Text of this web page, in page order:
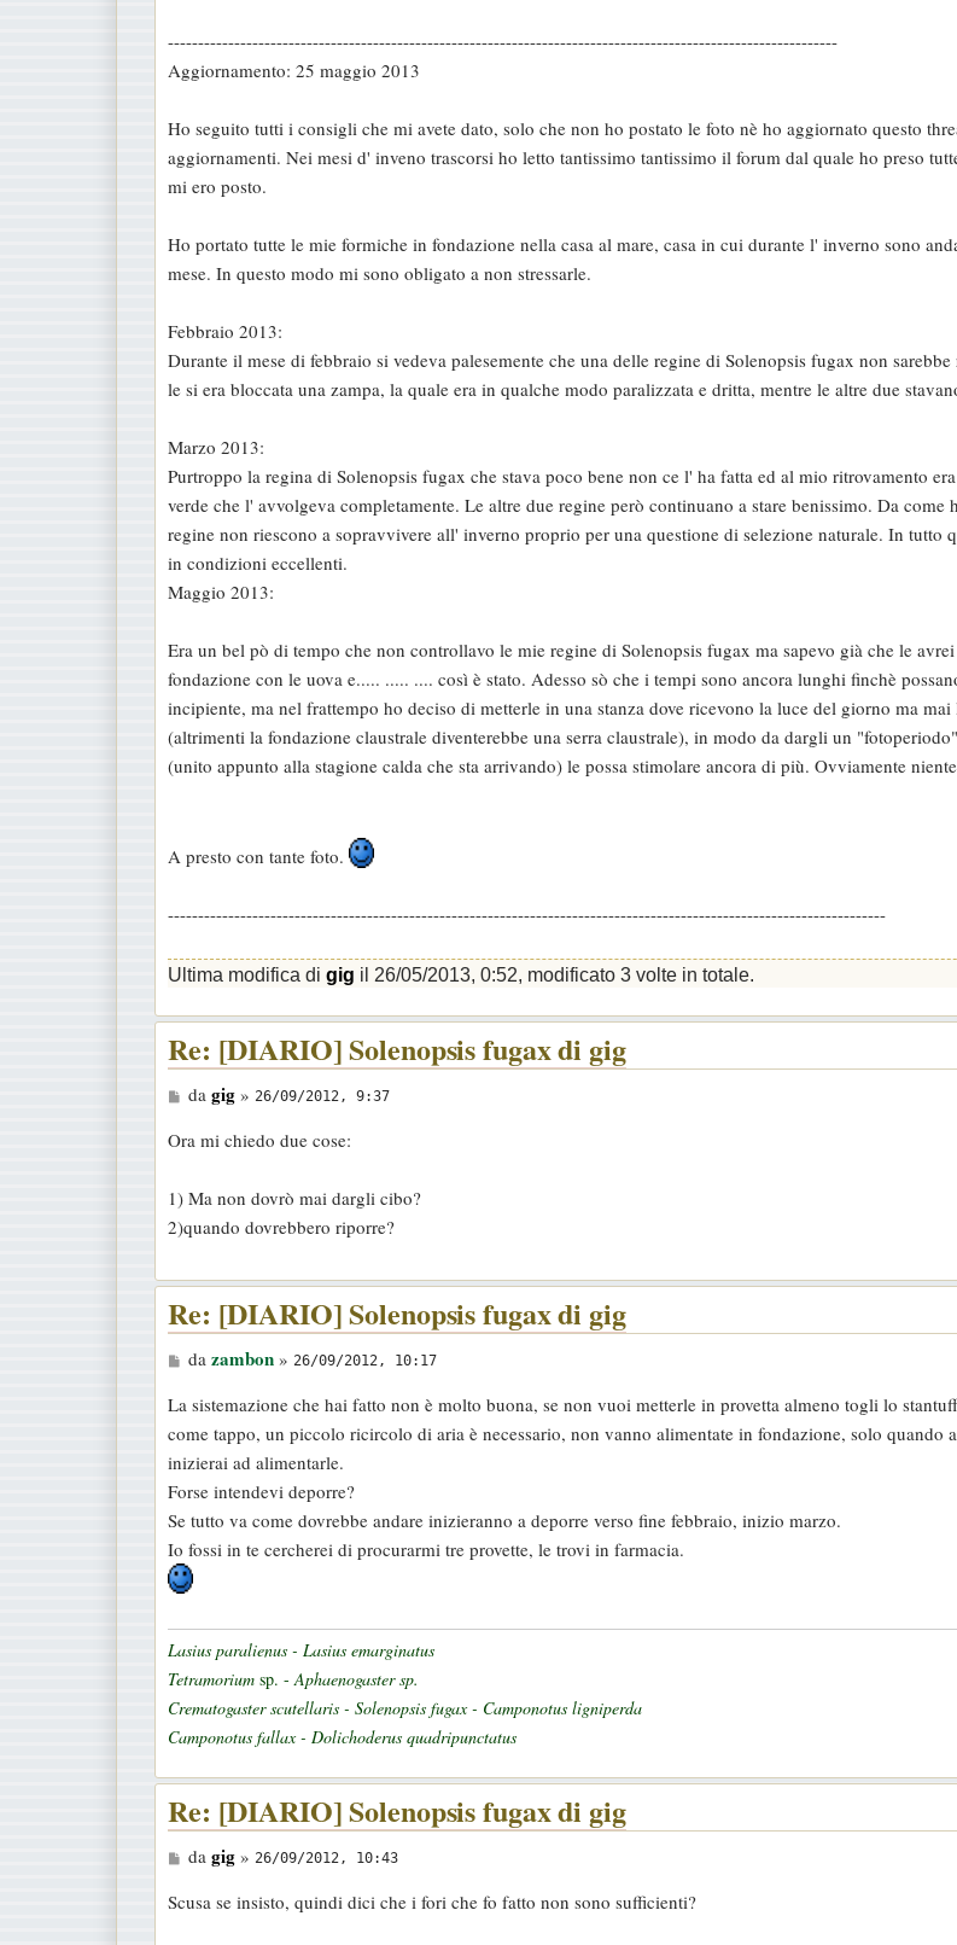
---------------------------------------------------------------------------------------------------------------
Aggiornamento: 25 maggio 2013
Ho seguito tutti i consigli che mi avete dato, solo che non ho postato le foto nè ho aggiornato questo
aggiornamenti. Nei mesi d' inveno trascorsi ho letto tantissimo tantissimo il forum dal quale ho preso
mi ero posto.
Ho portato tutte le mie formiche in fondazione nella casa al mare, casa in cui durante l' inverno sono
mese. In questo modo mi sono obligato a non stressarle.
Febbraio 2013:
Durante il mese di febbraio si vedeva palesemente che una delle regine di Solenopsis fugax non
le si era bloccata una zampa, la quale era in qualche modo paralizzata e dritta, mentre le altre due
Marzo 2013:
Purtroppo la regina di Solenopsis fugax che stava poco bene non ce l' ha fatta ed al mio ritrovamento
verde che l' avvolgeva completamente. Le altre due regine però continuano a stare benissimo. Da
regine non riescono a sopravvivere all' inverno proprio per una questione di selezione naturale. In tutto
in condizioni eccellenti.
Maggio 2013:
Era un bel pò di tempo che non controllavo le mie regine di Solenopsis fugax ma sapevo già che le
fondazione con le uova e..... ..... .... così è stato. Adesso sò che i tempi sono ancora lunghi finchè
incipiente, ma nel frattempo ho deciso di metterle in una stanza dove ricevono la luce del giorno ma
(altrimenti la fondazione claustrale diventerebbe una serra claustrale), in modo da dargli un
(unito appunto alla stagione calda che sta arrivando) le possa stimolare ancora di più. Ovviamente
A presto con tante foto.
-----------------------------------------------------------------------------------------------------------------------
Ultima modifica di gig il 26/05/2013, 0:52, modificato 3 volte in totale.
Re: [DIARIO] Solenopsis fugax di gig
M
s
a
g
i
o
da gig» 26/09/2012, 9:37
Ora mi chiedo due cose:
1) Ma non dovrò mai dargli cibo?
2)quando dovrebbero riporre?
Re: [DIARIO] Solenopsis fugax di gig
M
s
s
a
g
g
i
o
da zambon» 26/09/2012, 10:17
La sistemazione che hai fatto non è molto buona, se non vuoi metterle in provetta almeno togli lo
come tappo, un piccolo ricircolo di aria è necessario, non vanno alimentate in fondazione, solo quando
inizierai ad alimentarle.
Forse intendevi deporre?
Se tutto va come dovrebbe andare inizieranno a deporre verso fine febbraio, inizio marzo.
Io fossi in te cercherei di procurarmi tre provette, le trovi in farmacia.
Lasius paralienus - Lasius emarginatus
Tetramorium sp. -Aphaenogaster sp.
Crematogaster scutellaris - Solenopsis fugax - Camponotus ligniperda
Camponotus fallax - Dolichoderus quadripunctatus
Re: [DIARIO] Solenopsis fugax di gig
M
s
da gig» 26/09/2012, 10:43
Scusa se insisto, quindi dici che i fori che fo fatto non sono sufficienti?